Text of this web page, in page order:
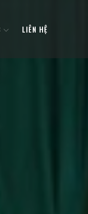
LIÊN HỆ